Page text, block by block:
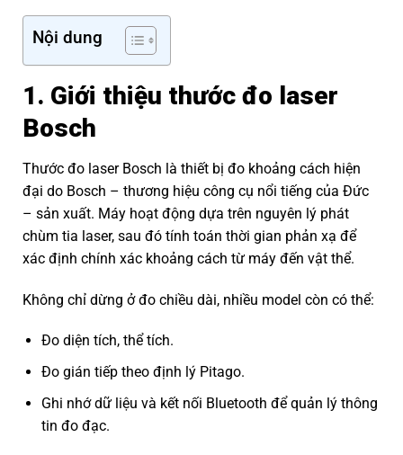
Nội dung
1. Giới thiệu thước đo laser
Bosch
Thước đo laser Bosch là thiết bị đo khoảng cách hiện
đại do Bosch – thương hiệu công cụ nổi tiếng của Đức
– sản xuất. Máy hoạt động dựa trên nguyên lý phát
chùm tia laser, sau đó tính toán thời gian phản xạ để
xác định chính xác khoảng cách từ máy đến vật thể.
Không chỉ dừng ở đo chiều dài, nhiều model còn có thể:
Đo diện tích, thể tích.
Đo gián tiếp theo định lý Pitago.
Ghi nhớ dữ liệu và kết nối Bluetooth để quản lý thông
tin đo đạc.